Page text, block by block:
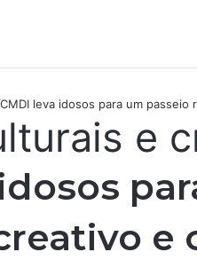
CMDI leva idosos para um
e
e